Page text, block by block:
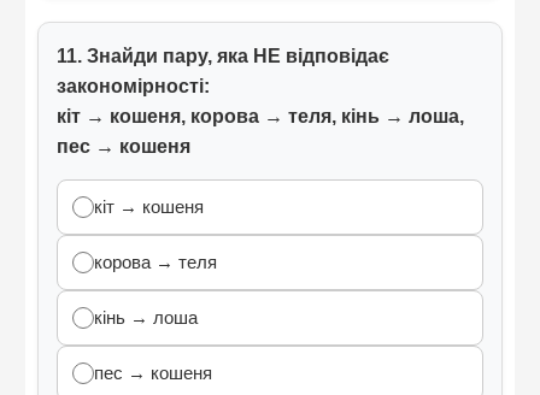
11. Знайди пару, яка НЕ відповідає
закономірності:
кіт → кошеня, корова → теля, кінь → лоша,
пес → кошеня
кіт → кошеня
корова → теля
кінь → лоша
пес → кошеня